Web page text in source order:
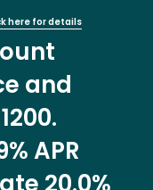
here for details
and
APR